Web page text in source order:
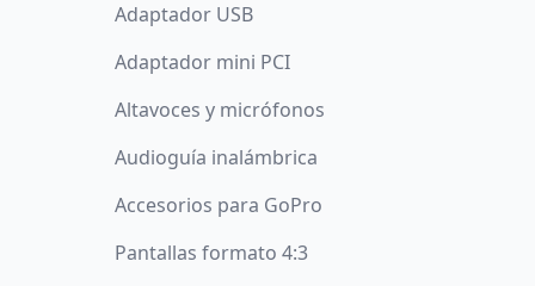
Adaptador USB
Adaptador mini PCI
Altavoces y micrófonos
Audioguía inalámbrica
Accesorios para GoPro
Pantallas formato 4:3